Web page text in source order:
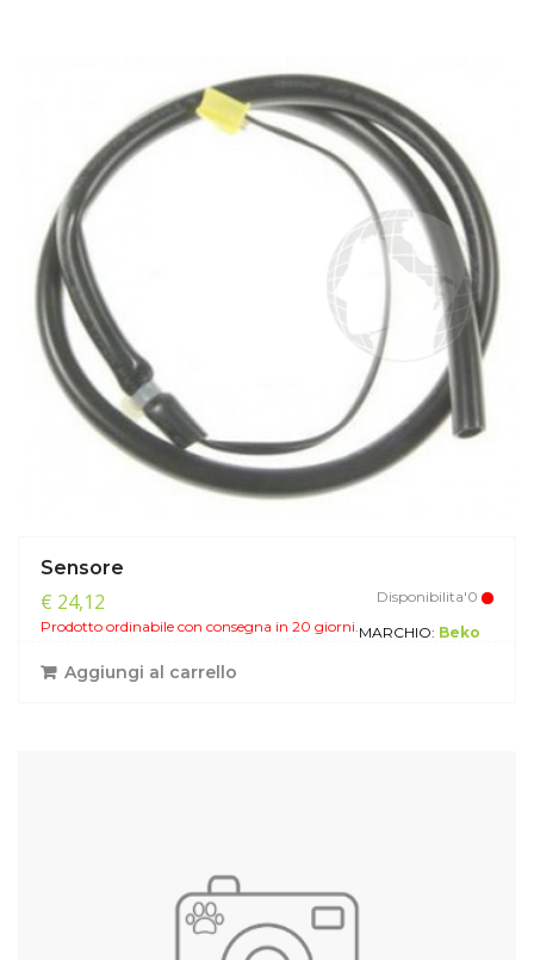
Sensore
€ 24,12
Disponibilita'0
Prodotto ordinabile con consegna in 20 giorni.MARCHIO: Beko
Aggiungi al carrello